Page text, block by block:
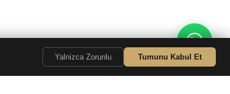
Yalnizca Zorunlu Tumunu Kabul Et